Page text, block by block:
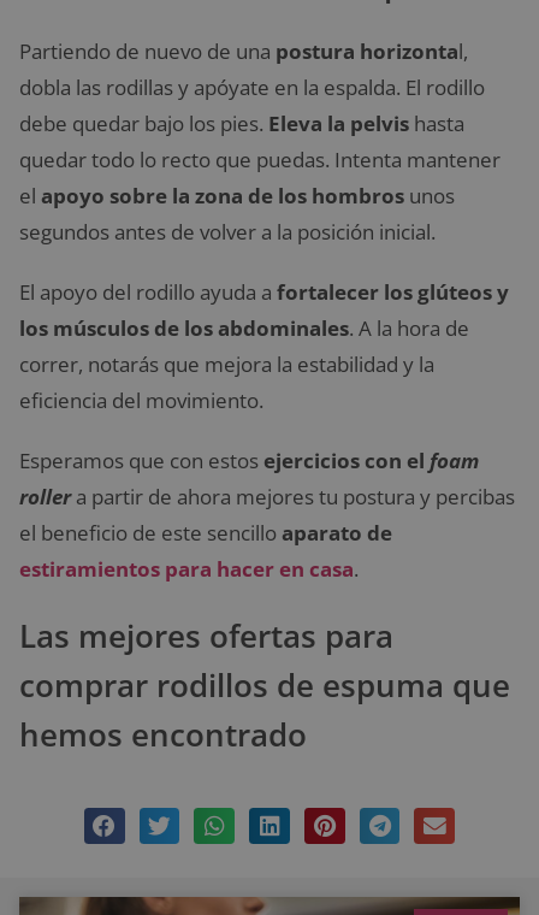
Partiendo de nuevo de una postura horizontal,
dobla las rodillas y apóyate en la espalda. El rodillo
debe quedar bajo los pies. Eleva la pelvis hasta
quedar todo lo recto que puedas. Intenta mantener
el apoyo sobre la zona de los hombros unos
segundos antes de volver a la posición inicial.
El apoyo del rodillo ayuda a fortalecer los glúteos y
los músculos de los abdominales. A la hora de
correr, notarás que mejora la estabilidad y la
eficiencia del movimiento.
Esperamos que con estos ejercicios con el foam
rollera partir de ahora mejores tu postura y percibas
el beneficio de este sencillo aparato de
estiramientos para hacer en casa.
Las mejores ofertas para
comprar rodillos de espuma que
hemos encontrado